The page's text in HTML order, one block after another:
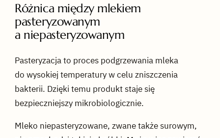
Różnica między mlekiem
pasteryzowanym
a niepasteryzowanym
Pasteryzacja to proces podgrzewania mleka
do wysokiej temperatury w celu zniszczenia
bakterii. Dzięki temu produkt staje się
bezpieczniejszy mikrobiologicznie.
Mleko niepasteryzowane, zwane także surowym,